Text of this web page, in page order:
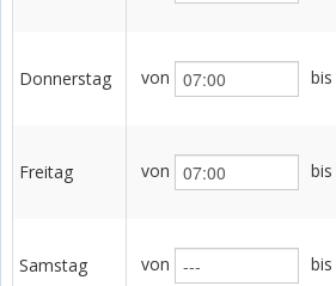
Donnerstag von bis
Freitag von bis
Samstag von bis